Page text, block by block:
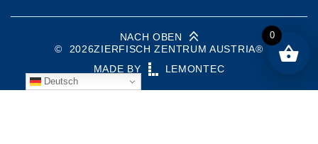
© 2026ZIERFISCH ZENTRUM AUSTRIA®
MADE BY
LEMONTEC
NACH OBEN
Deutsch
0